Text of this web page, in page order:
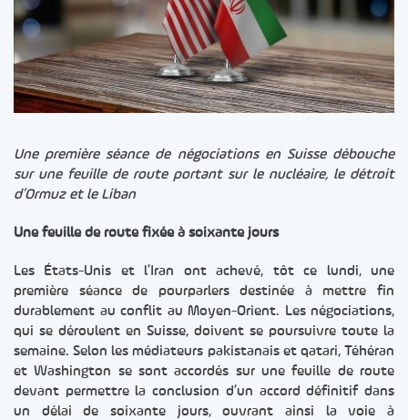
Une première séance de négociations en Suisse débouche
sur une feuille de route portant sur le nucléaire, le détroit
d’Ormuz et le Liban
Une feuille de route fixée à soixante jours
Les États-Unis et l’Iran ont achevé, tôt ce lundi, une
première séance de pourparlers destinée à mettre fin
durablement au conflit au Moyen-Orient. Les négociations,
qui se déroulent en Suisse, doivent se poursuivre toute la
semaine. Selon les médiateurs pakistanais et qatari, Téhéran
et Washington se sont accordés sur une feuille de route
devant permettre la conclusion d’un accord définitif dans
un délai de soixante jours, ouvrant ainsi la voie à